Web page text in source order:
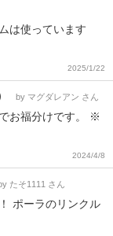
は使っています
2025/1/22
by マグダレアン さん
お福分けです。 ※
2024/4/8
たそ1111 さん
ポーラのリンクル